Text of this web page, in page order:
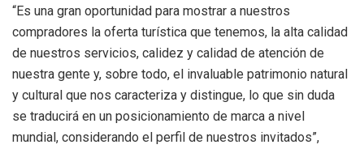
“Es una gran oportunidad para mostrar a nuestros
compradores la oferta turística que tenemos, la alta calidad
de nuestros servicios, calidez y calidad de atención de
nuestra gente y, sobre todo, el invaluable patrimonio natural
y cultural que nos caracteriza y distingue, lo que sin duda
se traducirá en un posicionamiento de marca a nivel
mundial, considerando el perfil de nuestros invitados”,